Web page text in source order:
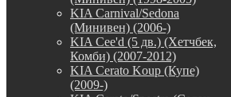
KIA Carnival/Sedona
(Минивен) (2006-)
KIA Cee'd (5 дв.) (Хетчбек,
Комби) (2007-2012)
KIA Cerato Koup (Купе)
(2009-)